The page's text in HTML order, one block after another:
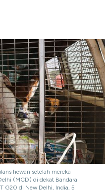
hewan setelah mereka
(MCD) di dekat Bandara
G20 di New Delhi, India, 5